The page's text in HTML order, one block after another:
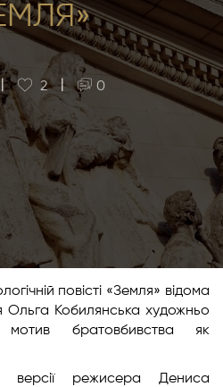
| 2 | 0
повісті «Земля» відома
Ольга Кобилянська художньо
мотив братовбивства як
версії режисера Дениса